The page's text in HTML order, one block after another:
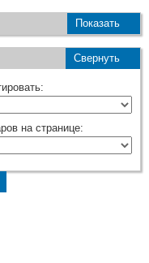
Показать
Свернуть
на странице: